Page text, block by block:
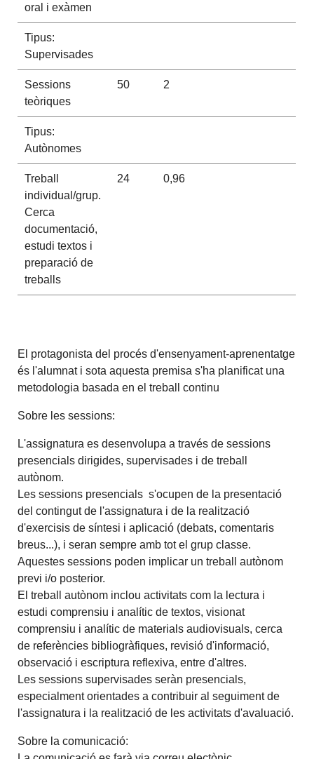
oral i exàmen
Tipus:
Supervisades
Sessions
teòriques
50 2
Tipus:
Autònomes
Treball
individual/grup.
Cerca
documentació,
estudi textos i
preparació de
treballs
24 0,96
El protagonista del procés d'ensenyament-aprenentatge
és l'alumnat i sota aquesta premisa s'ha planificat una
metodologia basada en el treball continu
Sobre les sessions:
L'assignatura es desenvolupa a través de sessions
presencials dirigides, supervisades i de treball
autònom.
Les sessions presencials s'ocupen de la presentació
del contingut de l'assignatura i de la realització
d'exercisis de síntesi i aplicació (debats, comentaris
breus...), i seran sempre amb tot el grup classe.
Aquestes sessions poden implicar un treball autònom
previ i/o posterior.
El treball autònom inclou activitats com la lectura i
estudi comprensiu i analític de textos, visionat
comprensiu i analític de materials audiovisuals, cerca
de referències bibliogràfiques, revisió d'informació,
observació i escriptura reflexiva, entre d'altres.
Les sessions supervisades seràn presencials,
especialment orientades a contribuir al seguiment de
l'assignatura i la realització de les activitats d'avaluació.
Sobre la comunicació: